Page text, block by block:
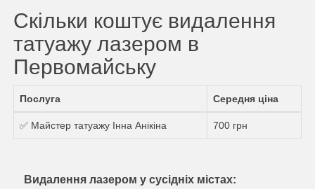
Скільки коштує видалення
татуажу лазером в
Первомайську
Послуга Середня ціна
✅ Майстер татуажу Інна Анікіна 700 грн
Видалення лазером у сусідніх містах: